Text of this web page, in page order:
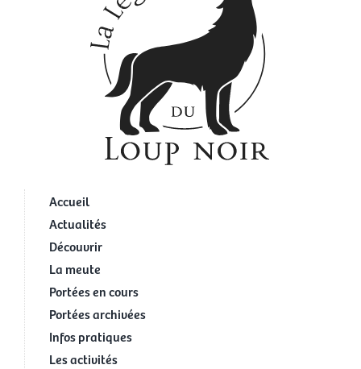
Accueil
Actualités
Découvrir
La meute
Portées en cours
Portées archivées
Infos pratiques
Les activités